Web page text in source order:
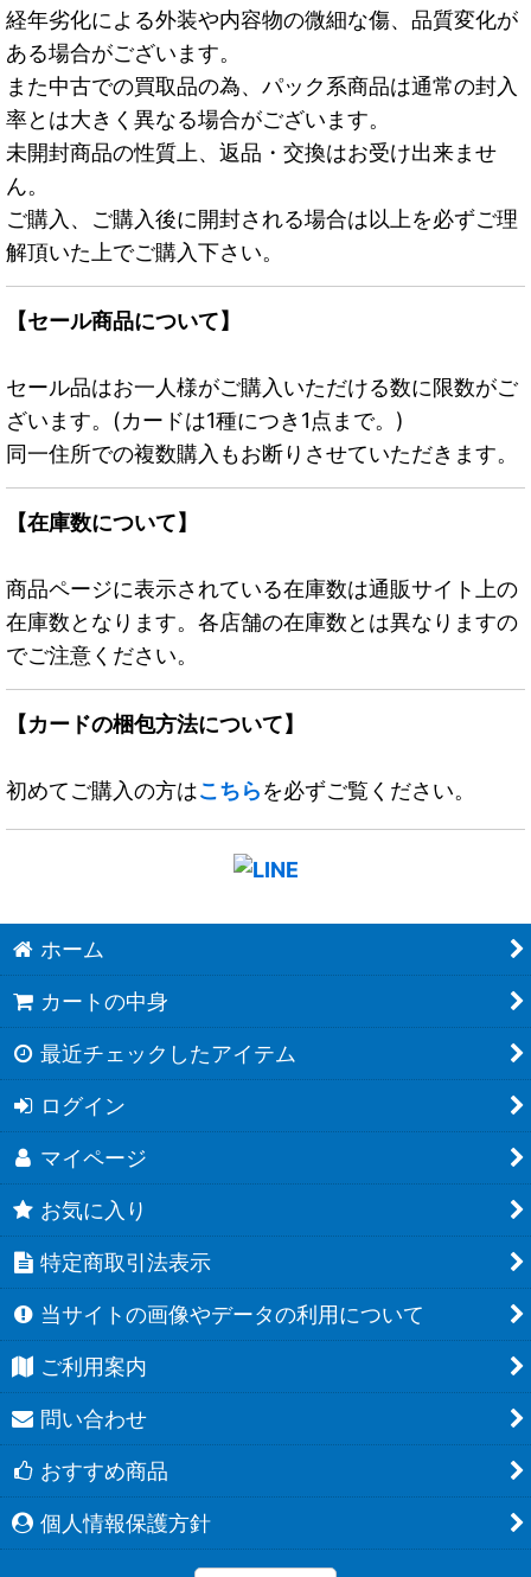
経年劣化による外装や内容物の微細な傷、品質変化が
ある場合がございます。
また中古での買取品の為、パック系商品は通常の封入
率とは大きく異なる場合がございます。
未開封商品の性質上、返品・交換はお受け出来ませ
ん。
ご購入、ご購入後に開封される場合は以上を必ずご理
解頂いた上でご購入下さい。
【セール商品について】
セール品はお一人様がご購入いただける数に限数がご
ざいます。(カードは1種につき1点まで。)
同一住所での複数購入もお断りさせていただきます。
【在庫数について】
商品ページに表示されている在庫数は通販サイト上の
在庫数となります。各店舗の在庫数とは異なりますの
でご注意ください。
【カードの梱包方法について】
初めてご購入の方はこちらを必ずご覧ください。
ホーム
カートの中身
最近チェックしたアイテム
ログイン
マイページ
お気に入り
特定商取引法表示
当サイトの画像やデータの利用について
ご利用案内
問い合わせ
おすすめ商品
個人情報保護方針